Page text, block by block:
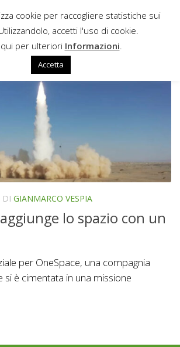
DI GIANMARCO VESPIA
lo spazio con un
per OneSpace, una compagnia
si è cimentata in una missione
cookie per raccogliere statistiche sui
accetti l'uso di cookie.
qui per ulteriori Informazioni
Accetta